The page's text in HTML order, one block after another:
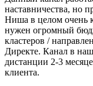
наставничества, но
Ниша в целом очень
нужен огромный
кластеров /
Директе. Канал в
дистанции 2-3
клиента.